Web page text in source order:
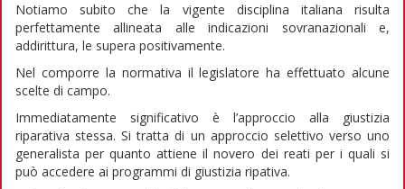
Notiamo subito che la vigente disciplina italiana risulta
perfettamente allineata alle indicazioni sovranazionali e,
addirittura, le supera positivamente.
Nel comporre la normativa il legislatore ha effettuato alcune
scelte di campo.
Immediatamente significativo è l’approccio alla giustizia
riparativa stessa. Si tratta di un approccio selettivo verso uno
generalista per quanto attiene il novero dei reati per i quali si
può accedere ai programmi di giustizia ripativa.